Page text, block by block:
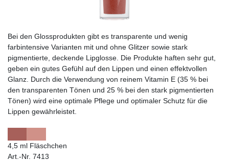
Bei den Glossprodukten gibt es transparente und wenig
farbintensive Varianten mit und ohne Glitzer sowie stark
pigmentierte, deckende Lipglosse. Die Produkte haften sehr gut,
geben ein gutes Gefühl auf den Lippen und einen effektvollen
Glanz. Durch die Verwendung von reinem Vitamin E (35 % bei
den transparenten Tönen und 25 % bei den stark pigmentierten
Tönen) wird eine optimale Pflege und optimaler Schutz für die
Lippen gewährleistet.
4,5 ml Fläschchen
Art.-Nr. 7413